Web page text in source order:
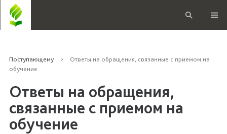
Поступающему
Ответы на обращения, связанные с приемом на
обучение
Ответы на обращения,
связанные с приемом на
обучение